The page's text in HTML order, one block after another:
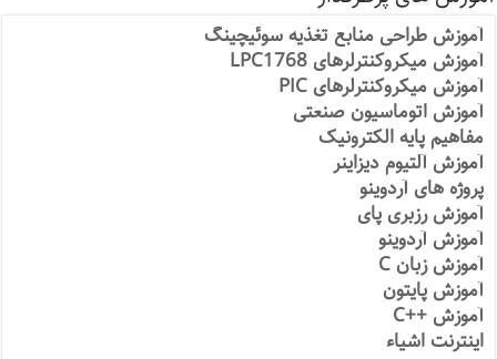
آموزش طراحی منابع تغذیه سوئیچینگ
آموزش میکروکنترلرهای LPC1768
آموزش میکروکنترلرهای PIC
آموزش اتوماسیون صنعتی
مفاهیم پایه الکترونیک
آموزش آلتیوم دیزاینر
پروژه های آردوینو
آموزش رزبری پای
آموزش آردوینو
آموزش زبان C
آموزش پایتون
آموزش ++C
اینترنت اشیاء